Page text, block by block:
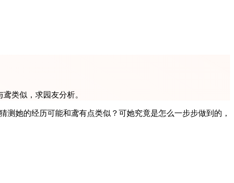
类似，求园友分析。
她的经历可能和鸢有点类似？可她究竟是怎么一步步做到的，